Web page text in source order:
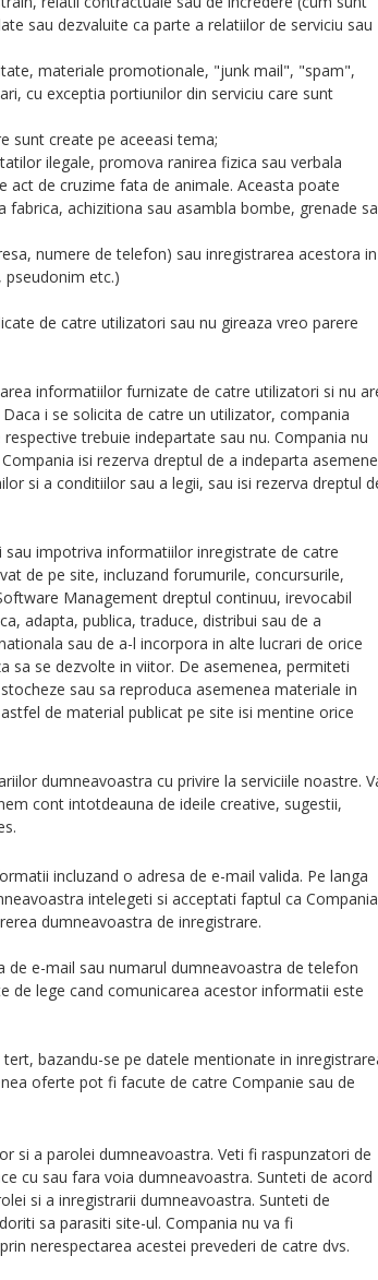
sau dezvaluite ca parte a relatiilor de serviciu sau
materiale promotionale, "junk mail", "spam",
cu exceptia portiunilor din serviciu care sunt
sunt create pe aceeasi tema;
ilegale, promova ranirea fizica sau verbala
de cruzime fata de animale. Aceasta poate
achizitiona sau asambla bombe, grenade
numere de telefon) sau inregistrarea acestora in
pseudonim etc.)
de catre utilizatori sau nu gireaza vreo parere
informatiilor furnizate de catre utilizatori si nu
i se solicita de catre un utilizator, compania
trebuie indepartate sau nu. Compania nu
isi rezerva dreptul de a indeparta
si a conditiilor sau a legii, sau isi rezerva dreptul
impotriva informatiilor inregistrate de catre
de pe site, incluzand forumurile, concursurile,
Management dreptul continuu, irevocabil
adapta, publica, traduce, distribui sau de a
sau de a-l incorpora in alte lucrari de orice
sa se dezvolte in viitor. De asemenea, permiteti
sau sa reproduca asemenea materiale in
de material publicat pe site isi mentine orice
dumneavoastra cu privire la serviciile noastre.
cont intotdeauna de ideile creative, sugestii,
incluzand o adresa de e-mail valida. Pe langa
intelegeti si acceptati faptul ca Compania
dumneavoastra de inregistrare.
de e-mail sau numarul dumneavoastra de telefon
de lege cand comunicarea acestor informatii este
bazandu-se pe datele mentionate in
oferte pot fi facute de catre Companie sau de
si a parolei dumneavoastra. Veti fi raspunzatori de
cu sau fara voia dumneavoastra. Sunteti de acord
si a inregistrarii dumneavoastra. Sunteti de
sa parasiti site-ul. Compania nu va fi
nerespectarea acestei prevederi de catre dvs.